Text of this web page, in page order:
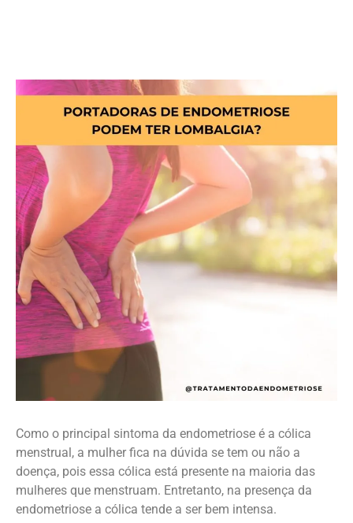
Como o principal sintoma da endometriose é a cólica
menstrual, a mulher fica na dúvida se tem ou não a
doença, pois essa cólica está presente na maioria das
mulheres que menstruam. Entretanto, na presença da
endometriose a cólica tende a ser bem intensa.